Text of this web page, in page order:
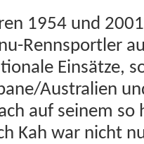
1954 und
Rennsportler
Ein­sätze,
Australien
auf seinem so
Kah war nicht